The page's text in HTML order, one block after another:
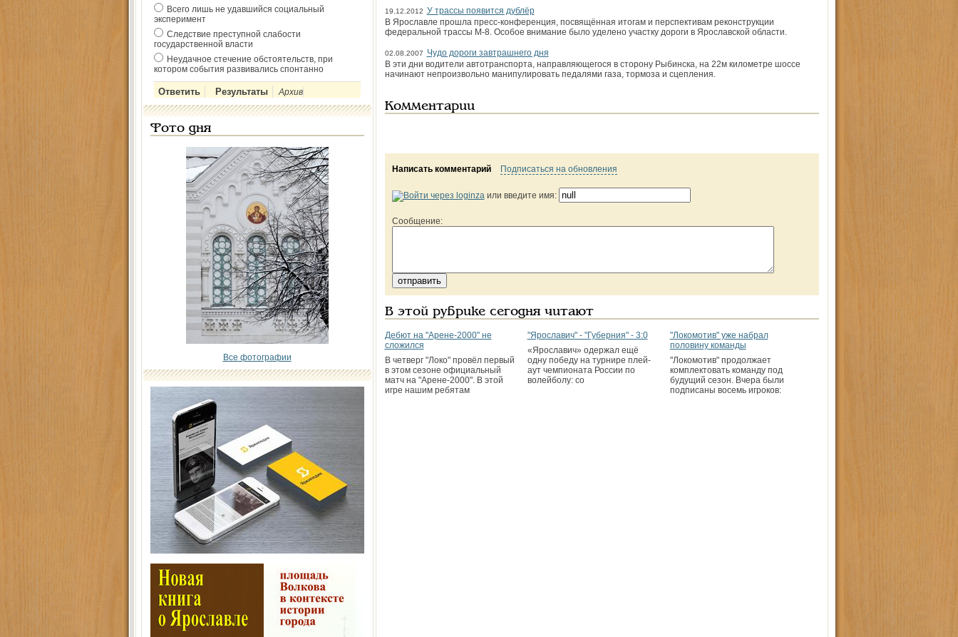
Всего лишь не удавшийся социальный
эксперимент
Следствие преступной слабости
государственной власти
Неудачное стечение обстоятельств, при
котором события развивались спонтанно
Архив
Фото дня
Все фотографии
19.12.2012 У трассы появится дублёр
В Ярославле прошла пресс-конференция, посвящённая итогам и перспективам реконструкции
федеральной трассы М-8. Особое внимание было уделено участку дороги в Ярославской области.
02.08.2007
Чудо­ дороги завтрашнего дня
В эти дни водители автотранспорта, направляющегося в сторону Рыбинска, на 22­м километре шоссе
начинают непроизвольно манипулировать педалями газа, тормоза и сцепления.
Комментарии
Написать комментарий Подписаться на обновления
или введите имя:
Сообщение:
В этой рубрике сегодня читают
Дебют на "Арене-2000" не
сложился
В четверг "Локо" провёл первый
в этом сезоне официальный
матч на "Арене-2000". В этой
игре нашим ребятам
"Ярославич" - "Губерния" - 3:0
«Ярославич» одержал ещё
одну победу на турнире плей-
аут чемпионата России по
волейболу: со
"Локомотив" уже набрал
половину команды
"Локомотив" продолжает
комплектовать команду под
будущий сезон. Вчера были
подписаны восемь игроков: